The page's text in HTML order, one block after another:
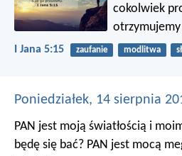
cokolwiek
I Jana 5:15 zaufanie modlitwa
Poniedziałek, 14 sierpnia
PAN jest moją światłością i
będę się bać? PAN jest mocą